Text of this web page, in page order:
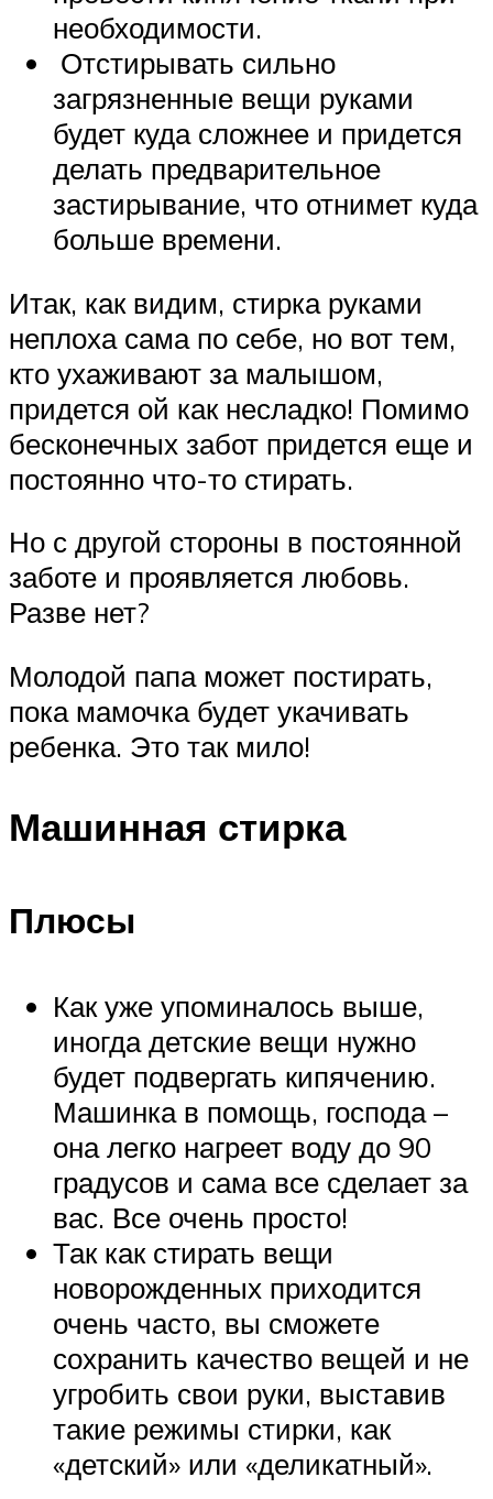
необходимости.
Отстирывать сильно
загрязненные вещи руками
будет куда сложнее и придется
делать предварительное
застирывание, что отнимет куда
больше времени.
Итак, как видим, стирка руками
неплоха сама по себе, но вот тем,
кто ухаживают за малышом,
придется ой как несладко! Помимо
бесконечных забот придется еще и
постоянно что-то стирать.
Но с другой стороны в постоянной
заботе и проявляется любовь.
Разве нет?
Молодой папа может постирать,
пока мамочка будет укачивать
ребенка. Это так мило!
Машинная стирка
Плюсы
Как уже упоминалось выше,
иногда детские вещи нужно
будет подвергать кипячению.
Машинка в помощь, господа –
она легко нагреет воду до 90
градусов и сама все сделает за
вас. Все очень просто!
Так как стирать вещи
новорожденных приходится
очень часто, вы сможете
сохранить качество вещей и не
угробить свои руки, выставив
такие режимы стирки, как
«детский» или «деликатный».